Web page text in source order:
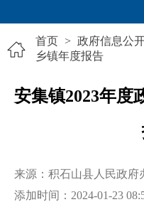
首页 > 政府信息公
乡镇年度报告
安集镇2023年度
来源：积石山县人民政府
添加时间：2024-01-23